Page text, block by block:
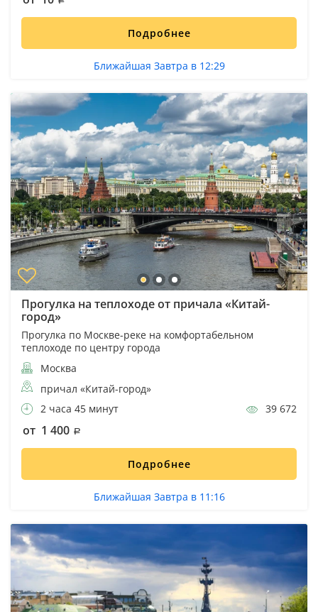
Подробнее
Ближайшая Завтра в 12:29
Прогулка на теплоходе от причала «Китай-
город»
Прогулка по Москве-реке на комфортабельном
теплоходе по центру города
Москва
причал «Китай-город»
2 часа 45 минут
39 672
от 1 400
Подробнее
Ближайшая Завтра в 11:16